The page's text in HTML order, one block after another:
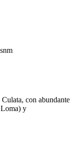
con abundante
y